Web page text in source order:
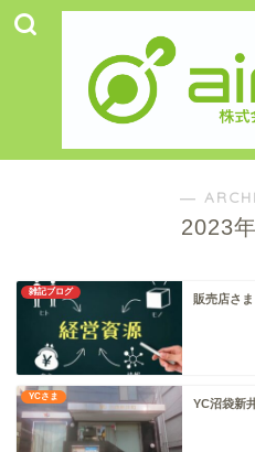
―
2023
雑記ブログ
販売店さ
YCさま
YC沼袋新